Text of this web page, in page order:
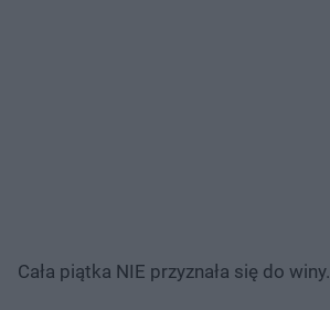
Cała piątka NIE przyznała się do winy.